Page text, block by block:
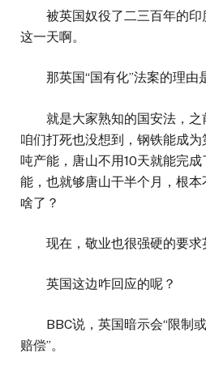
被英国奴役了二三百年的印
这一天啊。
那英国“国有化”法案的理由
就是大家熟知的国安法，之
咱们打死也没想到，钢铁能成
吨产能，唐山不用10天就能完
能，也就够唐山干半个月，根
啥了？
现在，敬业也很强硬的要求
英国这边咋回应的呢？
BBC说，英国暗示会“限制或
赔偿”。